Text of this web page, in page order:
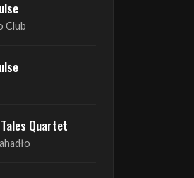
Quartet
Ośrodku Kultury